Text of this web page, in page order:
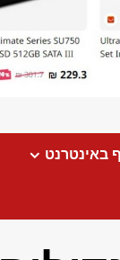
באינטרנט